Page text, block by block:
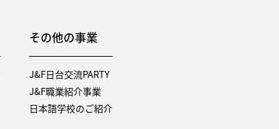
その他の事業
J&F日台交流PARTY
J&F職業紹介事業
日本語学校のご紹介